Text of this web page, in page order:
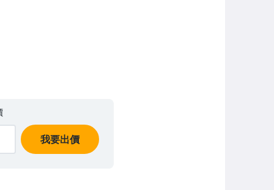
我要出價